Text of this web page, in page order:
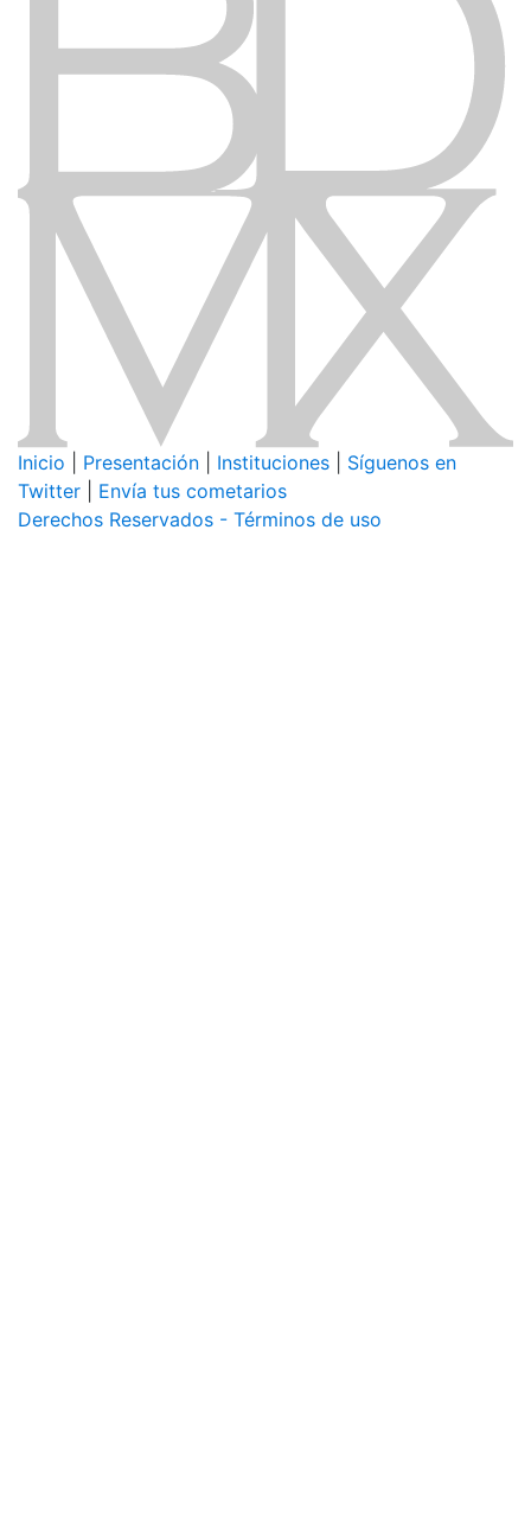
Inicio Presentación Instituciones
Síguenos en
Twitter
Envía tus cometarios
Derechos Reservados - Términos de uso